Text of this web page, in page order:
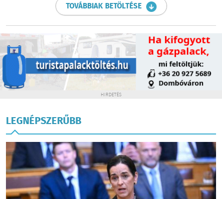
TOVÁBBIAK BETÖLTÉSE
HIRDETÉS
LEGNÉPSZERŰBB